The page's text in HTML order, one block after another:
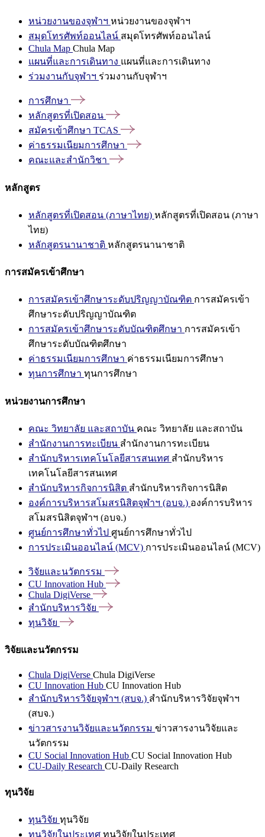
หน่วยงานของจุฬาฯ หน่วยงานของจุฬาฯ
สมุดโทรศัพท์ออนไลน์ สมุดโทรศัพท์ออนไลน์
Chula Map Chula Map
แผนที่และการเดินทาง แผนที่และการเดินทาง
ร่วมงานกับจุฬาฯ ร่วมงานกับจุฬาฯ
การศึกษา
หลักสูตรที่เปิดสอน
สมัครเข้าศึกษา TCAS
ค่าธรรมเนียมการศึกษา
คณะและสำนักวิชา
หลักสูตร
หลักสูตรที่เปิดสอน (ภาษาไทย) หลักสูตรที่เปิดสอน (ภาษา
ไทย)
หลักสูตรนานาชาติ หลักสูตรนานาชาติ
การสมัครเข้าศึกษา
การสมัครเข้าศึกษาระดับปริญญาบัณฑิต การสมัครเข้า
ศึกษาระดับปริญญาบัณฑิต
การสมัครเข้าศึกษาระดับบัณฑิตศึกษา การสมัครเข้า
ศึกษาระดับบัณฑิตศึกษา
ค่าธรรมเนียมการศึกษา ค่าธรรมเนียมการศึกษา
ทุนการศึกษา ทุนการศึกษา
หน่วยงานการศึกษา
คณะ วิทยาลัย และสถาบัน คณะ วิทยาลัย และสถาบัน
สำนักงานการทะเบียน สำนักงานการทะเบียน
สำนักบริหารเทคโนโลยีสารสนเทศ สำนักบริหาร
เทคโนโลยีสารสนเทศ
สำนักบริหารกิจการนิสิต สำนักบริหารกิจการนิสิต
องค์การบริหารสโมสรนิสิตจุฬาฯ (อบจ.) องค์การบริหาร
สโมสรนิสิตจุฬาฯ (อบจ.)
ศูนย์การศึกษาทั่วไป ศูนย์การศึกษาทั่วไป
การประเมินออนไลน์ (MCV) การประเมินออนไลน์ (MCV)
วิจัยและนวัตกรรม
CU Innovation Hub
Chula DigiVerse
สำนักบริหารวิจัย
ทุนวิจัย
วิจัยและนวัตกรรม
Chula DigiVerse Chula DigiVerse
CU Innovation Hub CU Innovation Hub
สำนักบริหารวิจัยจุฬาฯ (สบจ.) สำนักบริหารวิจัยจุฬาฯ
(สบจ.)
ข่าวสารงานวิจัยและนวัตกรรม ข่าวสารงานวิจัยและ
นวัตกรรม
CU Social Innovation Hub CU Social Innovation Hub
CU-Daily Research CU-Daily Research
ทุนวิจัย
ทุนวิจัย ทุนวิจัย
ทุนวิจัยในประเทศ ทุนวิจัยในประเทศ